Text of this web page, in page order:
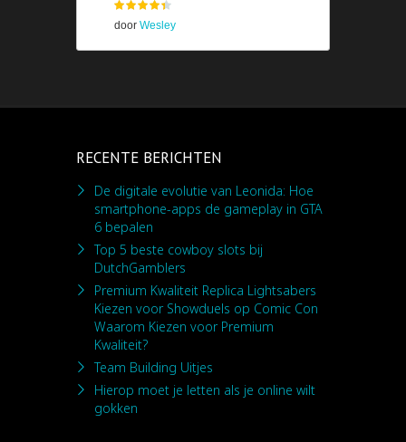
door Wesley
RECENTE BERICHTEN
De digitale evolutie van Leonida: Hoe
smartphone-apps de gameplay in GTA
6 bepalen
Top 5 beste cowboy slots bij
DutchGamblers
Premium Kwaliteit Replica Lightsabers
Kiezen voor Showduels op Comic Con
Waarom Kiezen voor Premium
Kwaliteit?
Team Building Uitjes
Hierop moet je letten als je online wilt
gokken